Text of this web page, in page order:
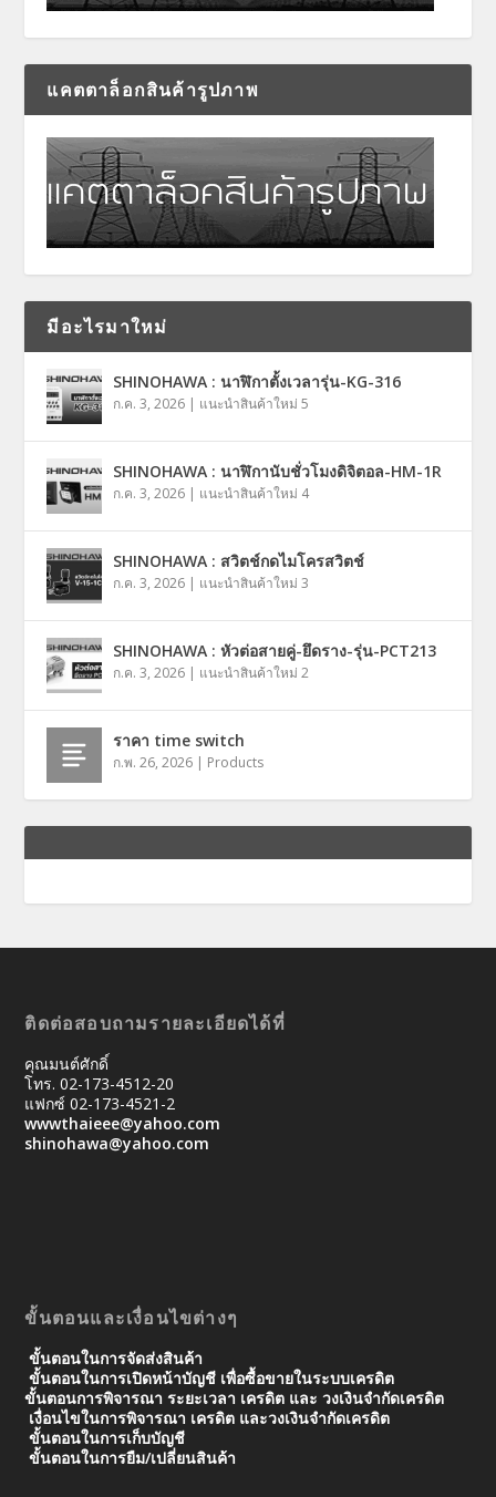
แคตตาล็อกสินค้ารูปภาพ
มีอะไรมาใหม่
SHINOHAWA : นาฬิกาตั้งเวลารุ่น-KG-316
ก.ค. 3, 2026 | แนะนำสินค้าใหม่ 5
SHINOHAWA : นาฬิกานับชั่วโมงดิจิตอล-HM-1R
ก.ค. 3, 2026 | แนะนำสินค้าใหม่ 4
SHINOHAWA : สวิตช์กดไมโครสวิตช์
ก.ค. 3, 2026 | แนะนำสินค้าใหม่ 3
SHINOHAWA : หัวต่อสายคู่-ยึดราง-รุ่น-PCT213
ก.ค. 3, 2026 | แนะนำสินค้าใหม่ 2
ราคา time switch
ก.พ. 26, 2026 | Products
ติดต่อสอบถามรายละเอียดได้ที่
คุณมนต์ศักดิ์
โทร. 02-173-4512-20
แฟกซ์ 02-173-4521-2
wwwthaieee@yahoo.com
shinohawa@yahoo.com
ขั้นตอนและเงื่อนไขต่างๆ
ขั้นตอนในการจัดส่งสินค้า
ขั้นตอนในการเปิดหน้าบัญชี เพื่อซื้อขายในระบบเครดิต
ขั้นตอนการพิจารณา ระยะเวลา เครดิต และ วงเงินจํากัดเครดิต
เงื่อนไขในการพิจารณา เครดิต และวงเงินจำกัดเครดิต
ขั้นตอนในการเก็บบัญชี
ขั้นตอนในการยืม/เปลี่ยนสินค้า